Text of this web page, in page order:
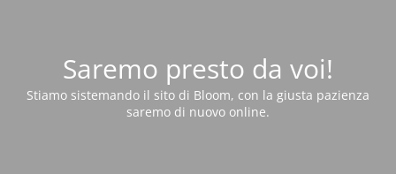
Saremo presto da voi!
Stiamo sistemando il sito di Bloom, con la giusta pazienza
saremo di nuovo online.